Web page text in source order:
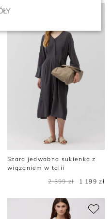
Szara jedwabna sukienka z
wiązaniem w talii
2 399 zł
1 199 zł